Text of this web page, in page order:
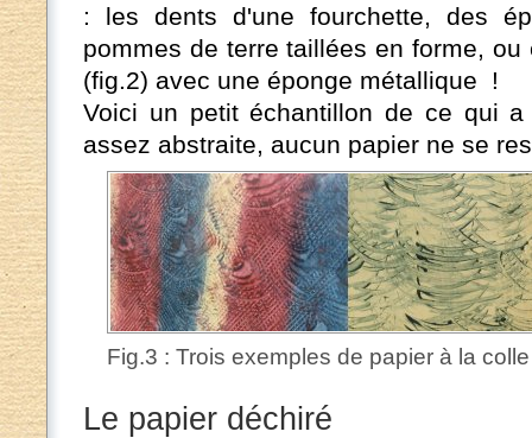
: les dents d'une fourchette, des
pommes de terre taillées en forme,
(fig.2) avec une éponge métallique !
Voici un petit échantillon de ce qui
assez abstraite, aucun papier ne se
Fig.3 : Trois exemples de papier à la colle
Le papier déchiré